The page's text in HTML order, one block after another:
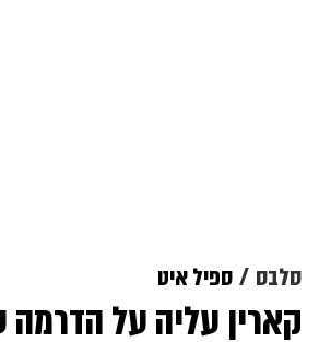
סלבס ספיל איט
קארין עליה על